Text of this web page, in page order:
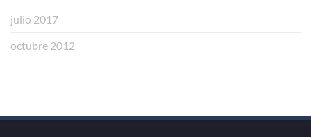
julio 2017
octubre 2012